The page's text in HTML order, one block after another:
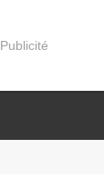
Publicité